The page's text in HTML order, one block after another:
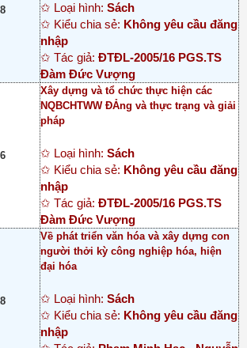
✩ Loại hình: Sách
✩ Kiểu chia sẻ: Không yêu cầu đăng
nhập
✩ Tác giả: ĐTĐL-2005/16 PGS.TS
Đàm Đức Vượng
Xây dựng và tổ chức thực hiện các
NQBCHTWW ĐẢng và thực trạng và giải
pháp
✩ Loại hình: Sách
✩ Kiểu chia sẻ: Không yêu cầu đăng
nhập
✩ Tác giả: ĐTĐL-2005/16 PGS.TS
Đàm Đức Vượng
Về phát triển văn hóa và xây dựng con
người thởi kỳ công nghiệp hóa, hiện
đại hóa
✩ Loại hình: Sách
✩ Kiểu chia sẻ: Không yêu cầu đăng
nhập